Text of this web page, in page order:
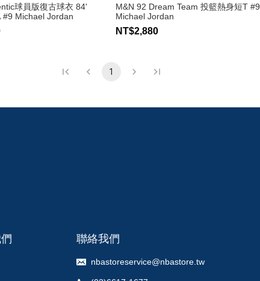
球員版復古球衣 84'
#9 Michael Jordan
M&N 92 Dream Team 投籃熱身短T #9
Michael Jordan
NT$2,880
1
聯絡我們
nbastoreservice@nbastore.tw